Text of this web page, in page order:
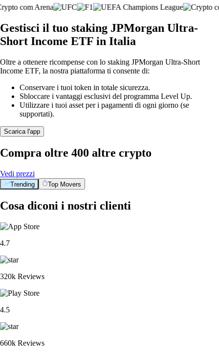
Gestisci il tuo staking JPMorgan Ultra-
Short Income ETF in Italia
Oltre a ottenere ricompense con lo staking JPMorgan Ultra-Short
Income ETF, la nostra piattaforma ti consente di:
Conservare i tuoi token in totale sicurezza.
Sbloccare i vantaggi esclusivi del programma Level Up.
Utilizzare i tuoi asset per i pagamenti di ogni giorno (se
supportati).
Scarica l'app
Compra oltre 400 altre crypto
Vedi prezzi
Trending Top Movers
Cosa diconi i nostri clienti
4.7
320k Reviews
4.5
660k Reviews